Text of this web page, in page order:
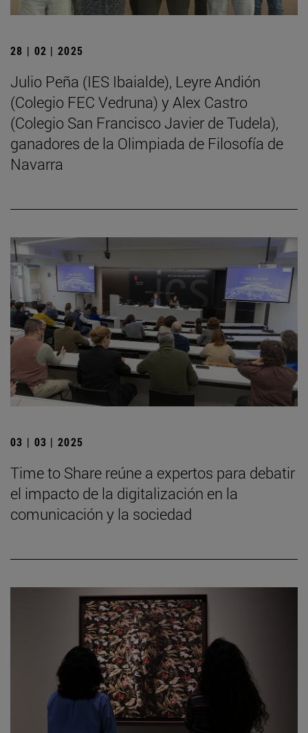
28 | 02 | 2025
Julio Peña (IES Ibaialde), Leyre Andión
(Colegio FEC Vedruna) y Alex Castro
(Colegio San Francisco Javier de Tudela),
ganadores de la Olimpiada de Filosofía de
Navarra
03 | 03 | 2025
Time to Share reúne a expertos para debatir
el impacto de la digitalización en la
comunicación y la sociedad